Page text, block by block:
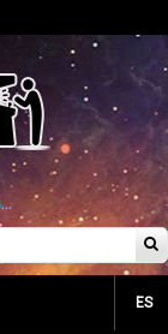
ES